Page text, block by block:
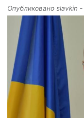
Опубликовано slavkin -